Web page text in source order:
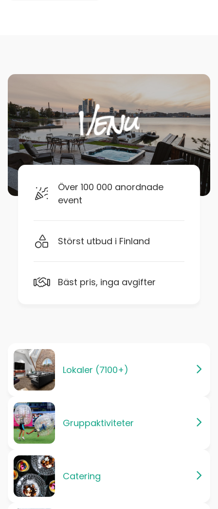
Över 100 000 anordnade
event
Störst utbud i Finland
Bäst pris, inga avgifter
Lokaler (7100+)
Gruppaktiviteter
Catering